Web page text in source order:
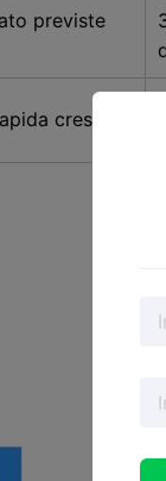
previste
crescita